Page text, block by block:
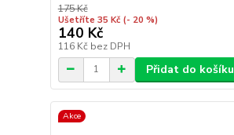
175 Kč
Ušetříte 35 Kč (- 20 %)
140 Kč
116 Kč bez DPH
Přidat do košíku
Akce